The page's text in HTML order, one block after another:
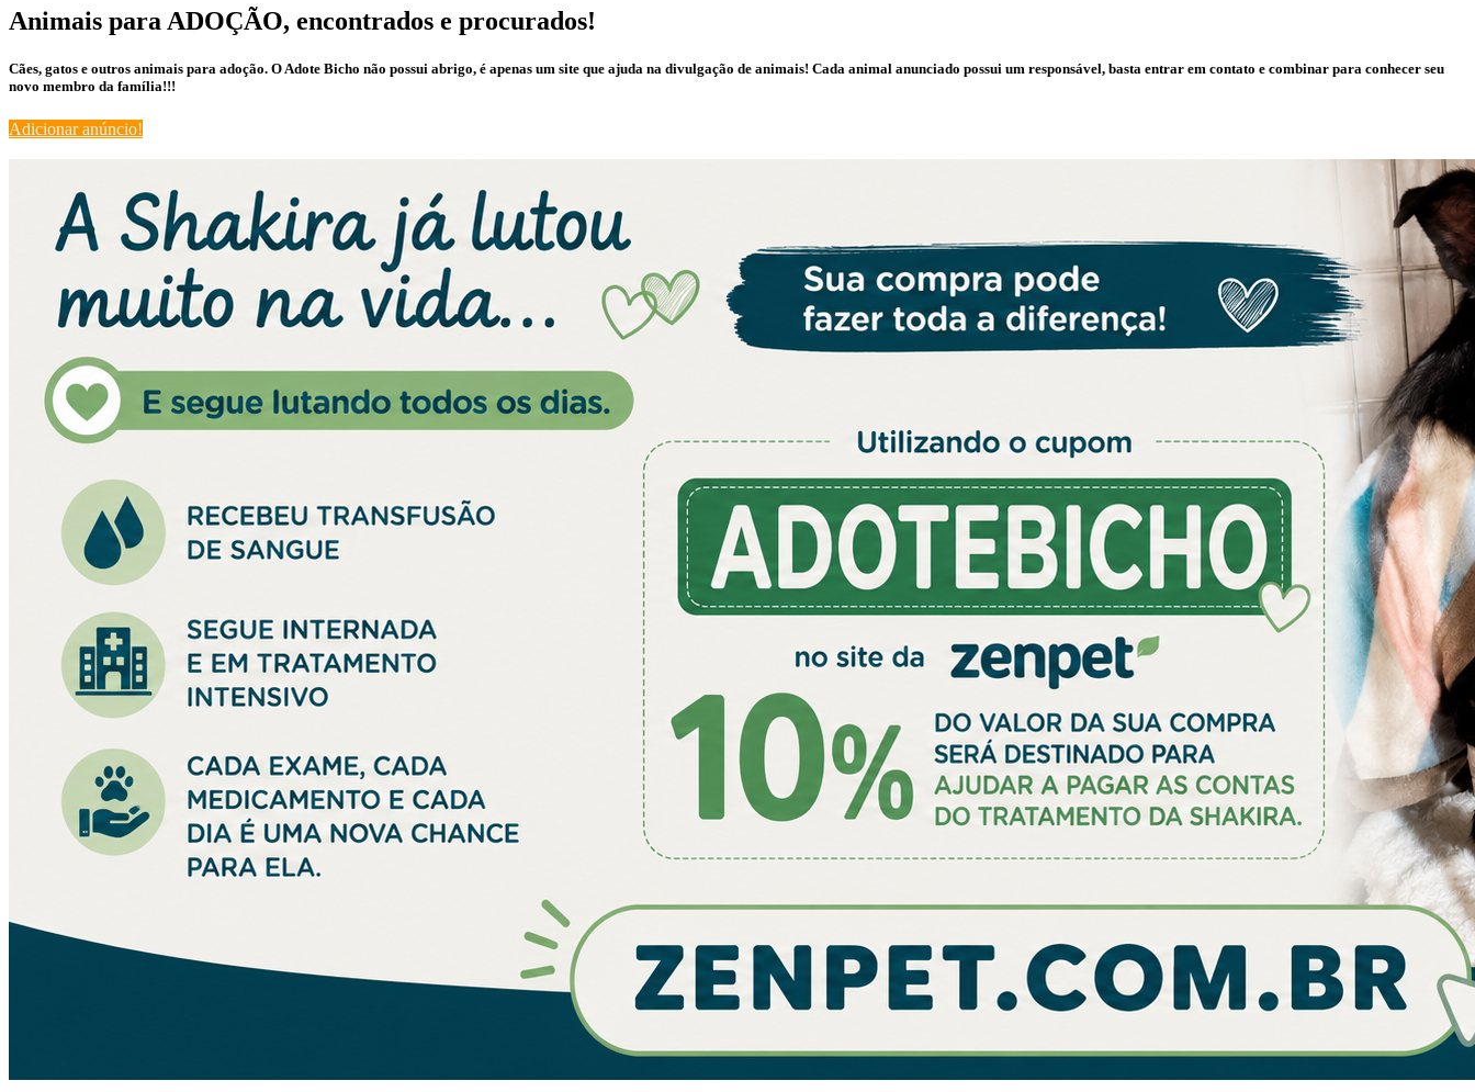
Animais para ADOÇÃO, encontrados e procurados!
Cães, gatos e outros animais para adoção. O Adote Bicho não possui abrigo, é apenas um site que ajuda na divulgação de animais! Cada animal anunciado possui um responsável, basta entrar em contato e combinar para conhecer seu
novo membro da família!!!
Adicionar anúncio!